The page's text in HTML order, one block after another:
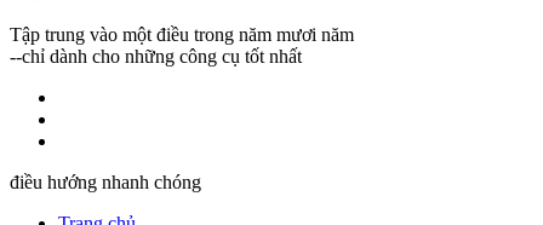
Tập trung vào một điều trong năm mươi năm
--chỉ dành cho những công cụ tốt nhất
điều hướng nhanh chóng